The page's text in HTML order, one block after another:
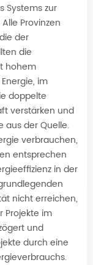
Systems zur
Provinzen
der
die
hohem
im
doppelte
verstärken und
aus der Quelle.
verbrauchen,
entsprechen
in der
nicht erreichen,
Projekte im
und
durch eine